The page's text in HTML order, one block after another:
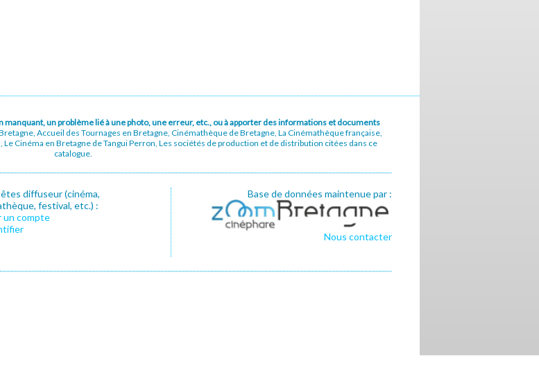
manquant, un problème lié à une photo, une erreur, etc., ou à apporter des informations et documents
Accueil des Tournages en Bretagne, Cinémathèque de Bretagne, La Cinémathèque française,
Cinéma en Bretagne de Tangui Perron, Les sociétés de production et de distribution citées dans ce
catalogue.
diffuseur (cinéma,
festival, etc.) :
un compte
Base de données maintenue par :
Nous contacter